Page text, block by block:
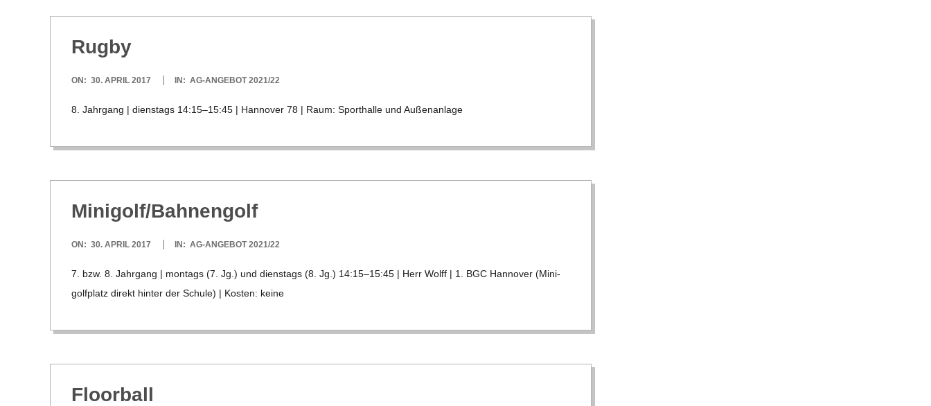
Rugby
2017-
ON: 30. APRIL 2017 IN: AG-ANGEBOT 2021/22
8. Jahr­gang | diens­tags 14:15–15:45 | Han­no­ver 78 | Raum: Sport­halle und Außen­an­lage
Minigolf/​Bahnengolf
2017-
ON: 30. APRIL 2017 IN: AG-ANGEBOT 2021/22
7. bzw. 8. Jahr­gang | mon­tags (7. Jg.) und diens­tags (8. Jg.) 14:15–15:45 | Herr Wolff | 1. BGC Han­no­ver (Mini­
golf­platz direkt hin­ter der Schule) | Kos­ten: keine
Flo­or­ball